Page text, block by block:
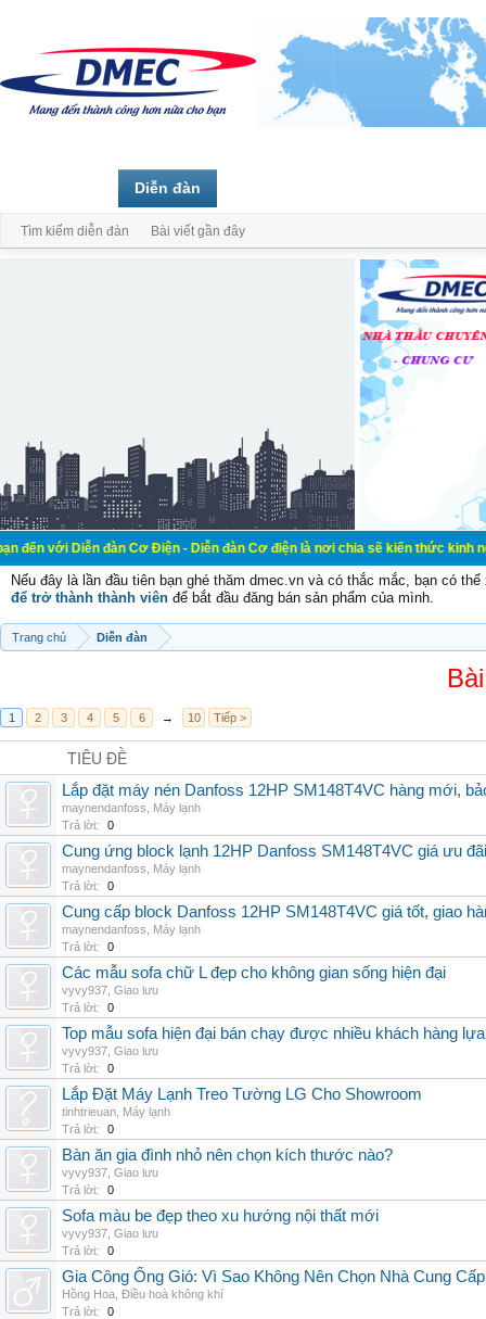
đàn Cơ Điện - Diễn đàn Cơ điện là nơi chia sẽ kiến thức kinh nghiệm
Nếu đây là lần đầu tiên bạn ghé thăm dmec.vn và có thắc mắc, bạn có
để trở thành thành viên để bắt đầu đăng bán sản phẩm của mình.
Trang chủ Diễn đàn
1 2 3 4 5 6 → 10 Tiếp >
TIÊU ĐỀ
Lắp đặt máy nén Danfoss 12HP SM148T4VC hàng mới,
maynendanfoss
Máy lạnh
Trả lời:
0
Cung ứng block lạnh 12HP Danfoss SM148T4VC giá ưu
maynendanfoss
Máy lạnh
Trả lời:
0
Cung cấp block Danfoss 12HP SM148T4VC giá tốt, giao
maynendanfoss
Máy lạnh
Trả lời:
0
Các mẫu sofa chữ L đẹp cho không gian sống hiện đại
vyvy937 Giao lưu
Trả lời:
0
Top mẫu sofa hiện đại bán chạy được nhiều khách hàng
vyvy937 Giao lưu
Trả lời:
0
Lắp Đặt Máy Lạnh Treo Tường LG Cho Showroom
tinhtrieuan Máy lạnh
Trả lời:
0
Bàn ăn gia đình nhỏ nên chọn kích thước nào?
vyvy937 Giao lưu
Trả lời:
0
Sofa màu be đẹp theo xu hướng nội thất mới
vyvy937 Giao lưu
Trả lời:
0
Gia Công Ống Gió: Vì Sao Không Nên Chọn Nhà Cung
Hồng Hoa Điều hoà không khí
Trả lời:
0
Diễn đàn
Tìm kiếm diễn đàn Bài viết gần đây